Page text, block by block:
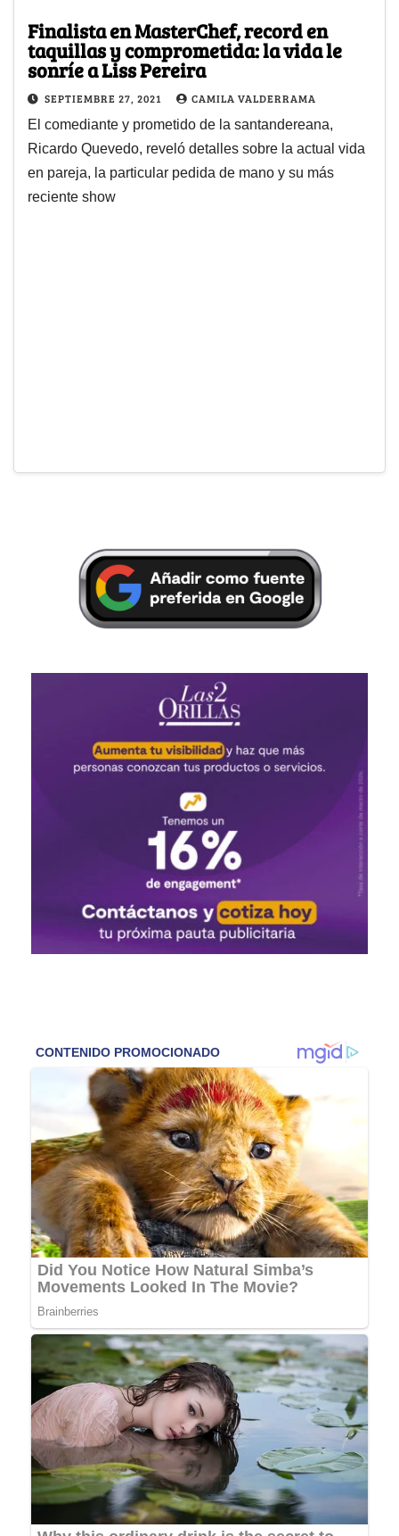
Finalista en MasterChef, record en
taquillas y comprometida: la vida le
sonríe a Liss Pereira
SEPTIEMBRE 27, 2021 CAMILA VALDERRAMA
El comediante y prometido de la santandereana,
Ricardo Quevedo, reveló detalles sobre la actual vida
en pareja, la particular pedida de mano y su más
reciente show